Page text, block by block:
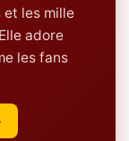
les mille
adore
les fans